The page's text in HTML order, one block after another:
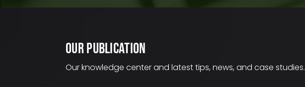
OUR PUBLICATION
Our knowledge center and latest tips, news, and case studies.